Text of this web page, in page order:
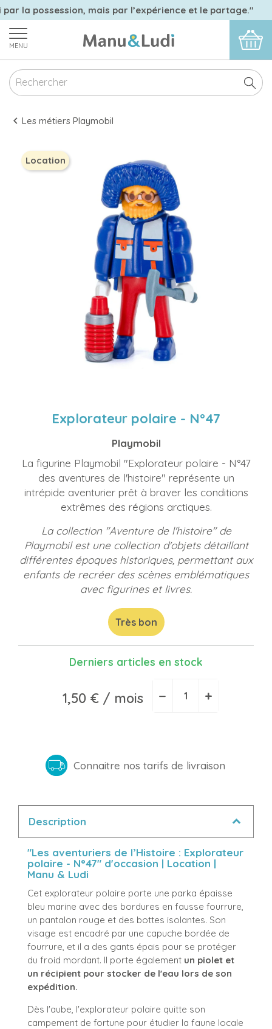
la possession, mais par l’expérience et le partage."
MENU
Les métiers Playmobil
Location
Explorateur polaire - N°47
Playmobil
La figurine Playmobil "Explorateur polaire - N°47
des aventures de l'histoire" représente un
intrépide aventurier prêt à braver les conditions
extrêmes des régions arctiques.
La collection "Aventure de l'histoire" de
Playmobil est une collection d'objets détaillant
différentes époques historiques, permettant aux
enfants de recréer des scènes emblématiques
avec figurines et livres.
Très bon
Derniers articles en stock
1,50 €/ mois − +
Connaitre nos tarifs de livraison
Description
"Les aventuriers de l’Histoire : Explorateur
polaire - N°47" d'occasion | Location |
Manu & Ludi
Cet explorateur polaire porte une parka épaisse
bleu marine avec des bordures en fausse fourrure,
un pantalon rouge et des bottes isolantes. Son
visage est encadré par une capuche bordée de
fourrure, et il a des gants épais pour se protéger
du froid mordant. Il porte également un piolet et
un récipient pour stocker de l'eau lors de son
expédition.
Dès l'aube, l'explorateur polaire quitte son
campement de fortune pour étudier la faune locale